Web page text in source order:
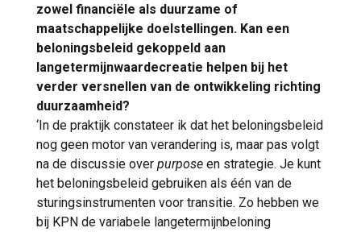
zowel financiële als duurzame of
maatschappelijke doelstellingen. Kan een
beloningsbeleid gekoppeld aan
langetermijnwaardecreatie helpen bij het
verder versnellen van de ontwikkeling richting
duurzaamheid?
‘In de praktijk constateer ik dat het beloningsbeleid
nog geen motor van verandering is, maar pas volgt
na de discussie over purpose en strategie. Je kunt
het beloningsbeleid gebruiken als één van de
sturingsinstrumenten voor transitie. Zo hebben we
bij KPN de variabele langetermijnbeloning